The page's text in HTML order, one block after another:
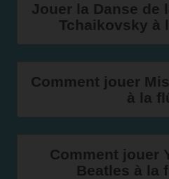
Jouer la Danse de
Tchaikovsky à
Comment jouer
à la
Comment jouer
Beatles à la